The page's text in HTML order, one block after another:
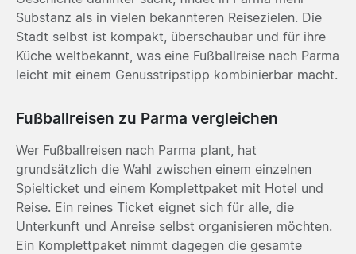
Substanz als in vielen bekannteren Reisezielen. Die
Stadt selbst ist kompakt, überschaubar und für ihre
Küche weltbekannt, was eine Fußballreise nach Parma
leicht mit einem Genusstripstipp kombinierbar macht.
Fußballreisen zu Parma vergleichen
Wer Fußballreisen nach Parma plant, hat
grundsätzlich die Wahl zwischen einem einzelnen
Spielticket und einem Komplettpaket mit Hotel und
Reise. Ein reines Ticket eignet sich für alle, die
Unterkunft und Anreise selbst organisieren möchten.
Ein Komplettpaket nimmt dagegen die gesamte